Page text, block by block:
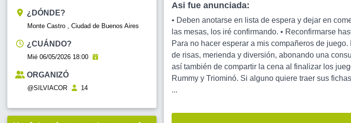
¿DÓNDE?
Monte Castro , Ciudad de Buenos Aires
¿CUÁNDO?
Mié 06/05/2026 18:00
ORGANIZÓ
@SILVIACOR 14
Asi fue anunciada:
• Deben anotarse en lista de espera y dejar en
las mesas, los iré confirmando. • Reconfirmarse
Para no hacer esperar a mis compañeros de
de risas, merienda y diversión, abonando una
así también de compartir la cena al finalizar los
Rummy y Triominó. Si alguno quiere traer sus
...